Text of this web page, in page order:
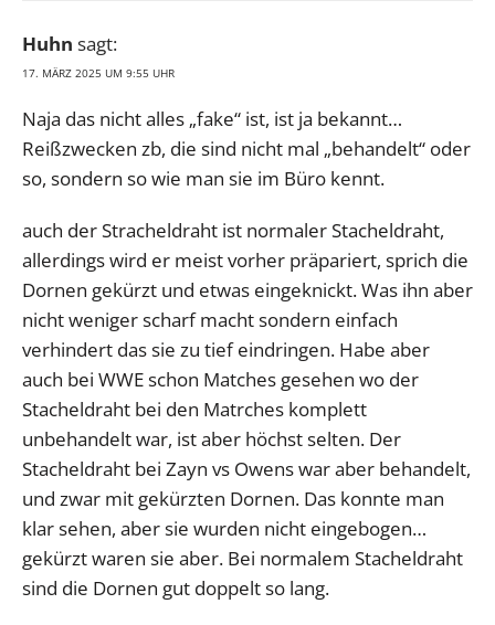
Huhn sagt:
17. MÄRZ 2025 UM 9:55 UHR
Naja das nicht alles „fake“ ist, ist ja bekannt…
Reißzwecken zb, die sind nicht mal „behandelt“ oder
so, sondern so wie man sie im Büro kennt.
auch der Stracheldraht ist normaler Stacheldraht,
allerdings wird er meist vorher präpariert, sprich die
Dornen gekürzt und etwas eingeknickt. Was ihn aber
nicht weniger scharf macht sondern einfach
verhindert das sie zu tief eindringen. Habe aber
auch bei WWE schon Matches gesehen wo der
Stacheldraht bei den Matrches komplett
unbehandelt war, ist aber höchst selten. Der
Stacheldraht bei Zayn vs Owens war aber behandelt,
und zwar mit gekürzten Dornen. Das konnte man
klar sehen, aber sie wurden nicht eingebogen…
gekürzt waren sie aber. Bei normalem Stacheldraht
sind die Dornen gut doppelt so lang.